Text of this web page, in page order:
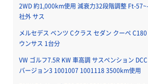
2WD 約1,000km使用 減衰力32段階調整 Ft-
社外 サス
メルセデス ベンツ Cクラス セダン クーペ
ウンサス 1台分
VW ゴルフ7.5R KW 車高調 サスペンション
バージョン3 1001007 1001118 3500km使用